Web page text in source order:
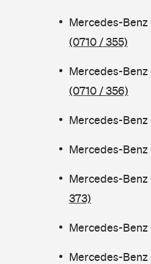
Mercedes-Benz
(0710 / 355)
Mercedes-Benz
(0710 / 356)
Mercedes-Benz
Mercedes-Benz
Mercedes-Benz
373)
Mercedes-Benz
Mercedes-Benz